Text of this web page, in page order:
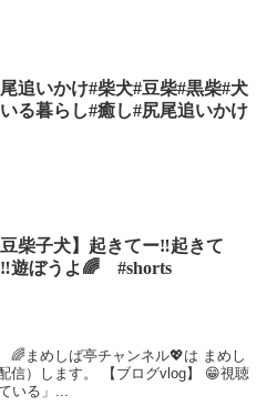
追いかけ#柴犬#豆柴#黒柴#犬
る暮らし#癒し#尻尾追いかけ
豆柴子犬】起きてー‼️起きて
遊ぼうよ🌈 #shorts
🌈まめしば亭チャンネル💖は まめし
信）します。 【ブログvlog】 😁視聴
いる」...